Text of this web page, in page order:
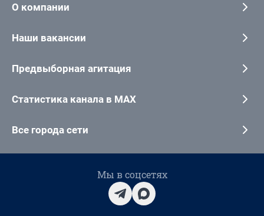
О компании
Наши вакансии
Предвыборная агитация
Статистика канала в MAX
Все города сети
Мы в соцсетях